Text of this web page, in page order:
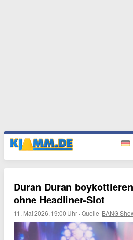
Duran Duran
ohne Headliner-Slot
11. Mai 2026, 19:00 Uhr ·Quelle: BANG